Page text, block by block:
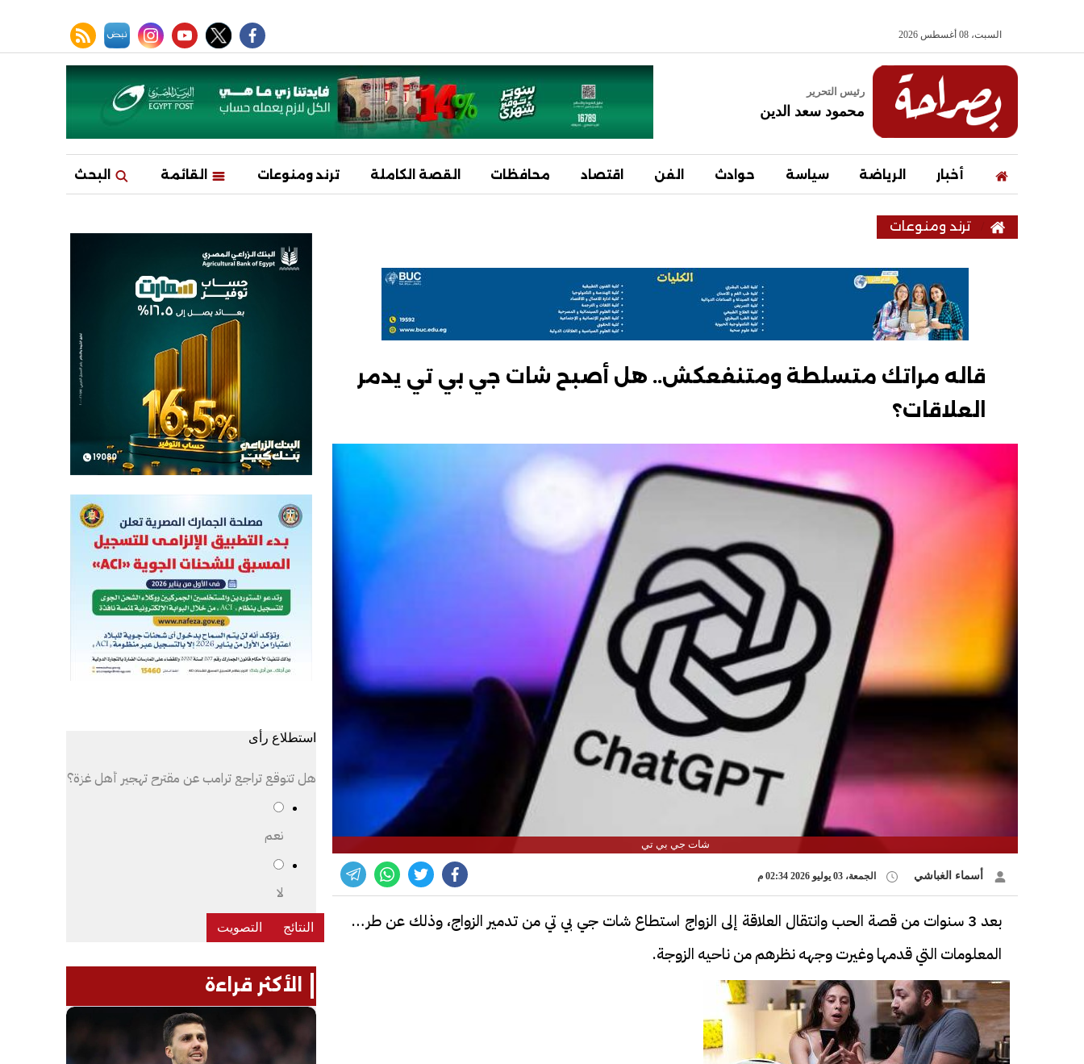
السبت، 08 أغسطس 2026
facebook
twitter
youtube
instagram
نبض rss feed
رئيس التحرير
محمود سعد الدين
أخبار الرياضة سياسة حوادث الفن اقتصاد محافظات القصة الكاملة ترند ومنوعات القائمة البحث
ترند ومنوعات
قاله مراتك متسلطة ومتنفعكش.. هل أصبح شات جي بي تي يدمر
العلاقات؟
شات جي بي تي
أسماء الغباشي الجمعة، 03 يوليو 2026 02:34 م
بعد 3 سنوات من قصة الحب وانتقال العلاقة إلى الزواج استطاع شات جي بي تي من تدمير الزواج، وذلك عن طريق
المعلومات التي قدمها وغيرت وجهه نظرهم من ناحيه الزوجة.
استطلاع رأى
هل تتوقع تراجع ترامب عن مقترح تهجير أهل غزة؟
نعم
لا
الأكثر قراءة